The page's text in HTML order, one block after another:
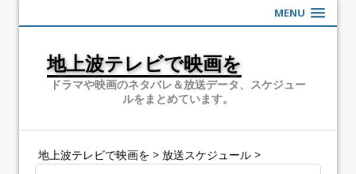
MENU
地上波テレビで映画を
ドラマや映画のネタバレ＆放送データ、スケジュー
ルをまとめています。
地上波テレビで映画を > 放送スケジュール >